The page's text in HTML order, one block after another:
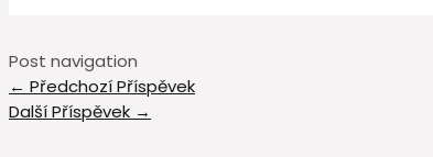
Post navigation
← Předchozí Příspěvek
Další Příspěvek →